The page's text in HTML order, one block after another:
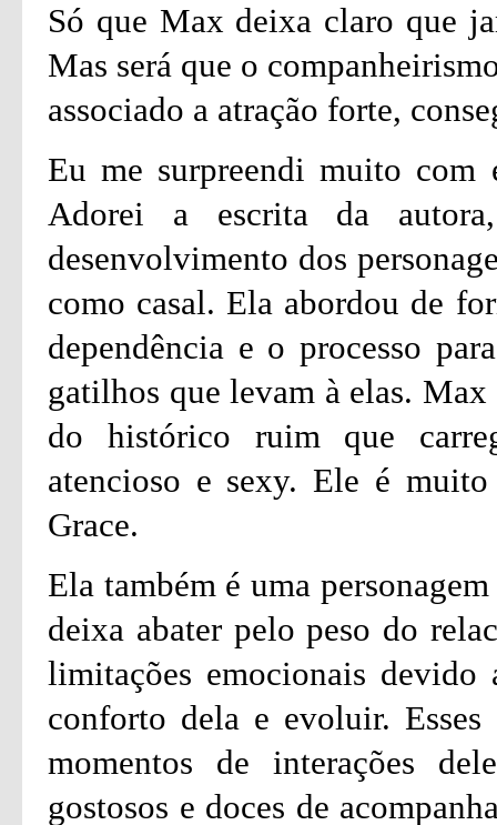
Só que Max deixa claro que
Mas será que o
associado a atração forte,
Eu me surpreendi muito com
Adorei a escrita da
desenvolvimento dos
como casal. Ela abordou de
dependência e o processo
gatilhos que levam à elas.
do histórico ruim que
atencioso e sexy. Ele é
Grace.
Ela também é uma
deixa abater pelo peso do
limitações emocionais
conforto dela e evoluir. Esses
momentos de interações
gostosos e doces de